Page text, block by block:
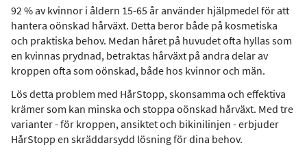
92 % av kvinnor i åldern 15-65 år använder hjälpmedel för att
hantera oönskad hårväxt. Detta beror både på kosmetiska
och praktiska behov. Medan håret på huvudet ofta hyllas som
en kvinnas prydnad, betraktas hårväxt på andra delar av
kroppen ofta som oönskad, både hos kvinnor och män.
Lös detta problem med HårStopp, skonsamma och effektiva
krämer som kan minska och stoppa oönskad hårväxt. Med tre
varianter - för kroppen, ansiktet och bikinilinjen - erbjuder
HårStopp en skräddarsydd lösning för dina behov.